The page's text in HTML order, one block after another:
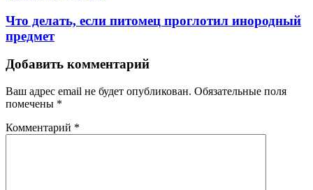
Что делать, если питомец проглотил инородный
предмет
Добавить комментарий
Ваш адрес email не будет опубликован. Обязательные поля
помечены *
Комментарий *